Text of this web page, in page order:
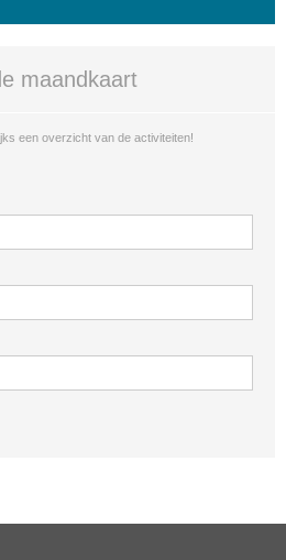
maandkaart
een overzicht van de activiteiten!